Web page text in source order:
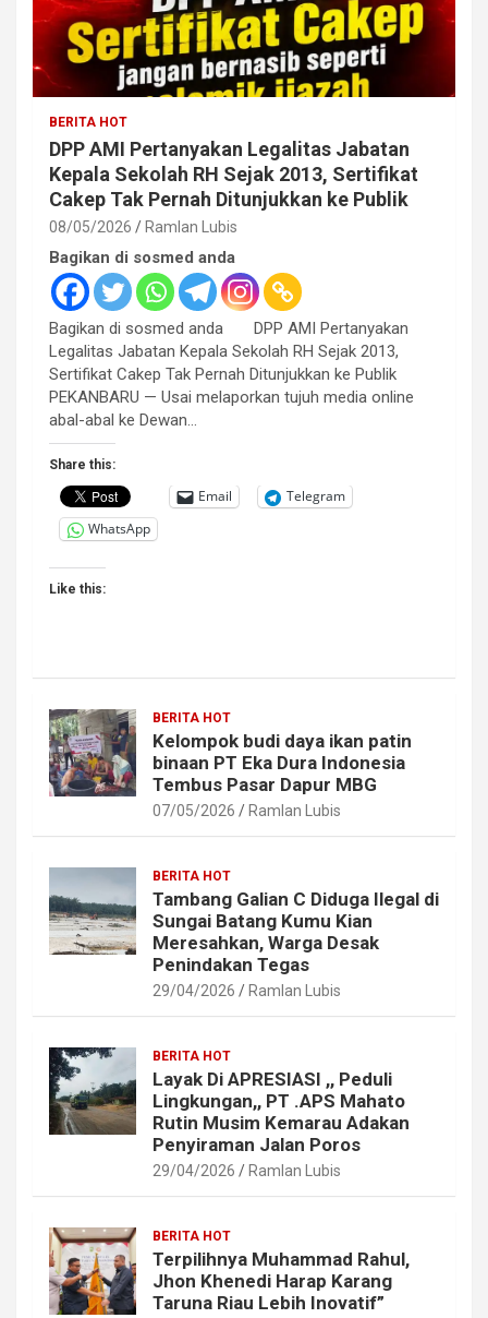
BERITA HOT
DPP AMI Pertanyakan Legalitas Jabatan
Kepala Sekolah RH Sejak 2013, Sertifikat
Cakep Tak Pernah Ditunjukkan ke Publik
08/05/2026 Ramlan Lubis
Bagikan di sosmed anda
Bagikan di sosmed anda DPP AMI Pertanyakan
Legalitas Jabatan Kepala Sekolah RH Sejak 2013,
Sertifikat Cakep Tak Pernah Ditunjukkan ke Publik
PEKANBARU — Usai melaporkan tujuh media online
abal-abal ke Dewan…
Share this:
Email
Telegram
WhatsApp
Like this:
BERITA HOT
Kelompok budi daya ikan patin
binaan PT Eka Dura Indonesia
Tembus Pasar Dapur MBG
07/05/2026 Ramlan Lubis
BERITA HOT
Tambang Galian C Diduga Ilegal di
Sungai Batang Kumu Kian
Meresahkan, Warga Desak
Penindakan Tegas
29/04/2026 Ramlan Lubis
BERITA HOT
Layak Di APRESIASI ,, Peduli
Lingkungan,, PT .APS Mahato
Rutin Musim Kemarau Adakan
Penyiraman Jalan Poros
29/04/2026 Ramlan Lubis
BERITA HOT
Terpilihnya Muhammad Rahul,
Jhon Khenedi Harap Karang
Taruna Riau Lebih Inovatif”